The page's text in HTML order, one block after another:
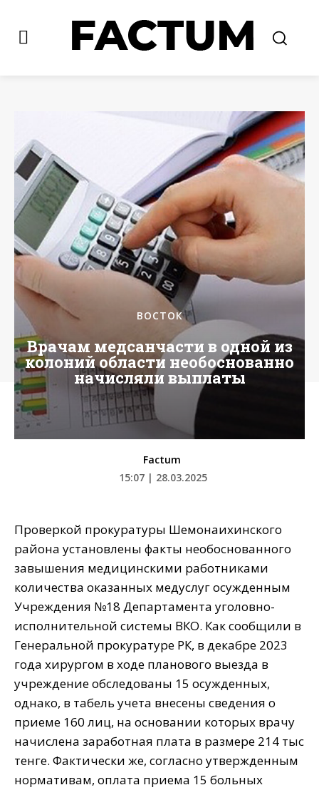
ВОСТОК
Врачам медсанчасти в одной из
колоний области необоснованно
начисляли выплаты
Factum
15:07 | 28.03.2025
Проверкой прокуратуры Шемонаихинского
района установлены факты необоснованного
завышения медицинскими работниками
количества оказанных медуслуг осужденным
Учреждения №18 Департамента уголовно-
исполнительной системы ВКО. Как сообщили в
Генеральной прокуратуре РК, в декабре 2023
года хирургом в ходе планового выезда в
учреждение обследованы 15 осужденных,
однако, в табель учета внесены сведения о
приеме 160 лиц, на основании которых врачу
начислена заработная плата в размере 214 тыс
тенге. Фактически же, согласно утвержденным
нормативам, оплата приема 15 больных